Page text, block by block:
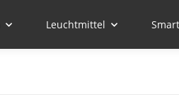
Leuchtmittel